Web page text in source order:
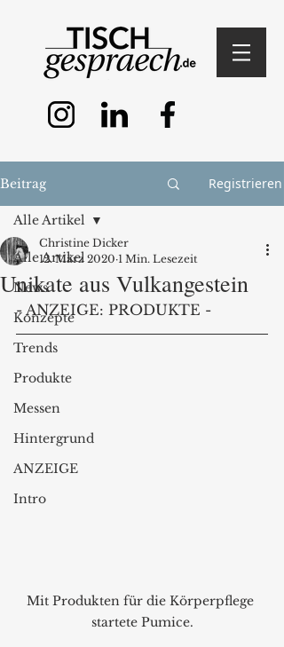
Beitrag Registrieren
Alle Artikel
News
Konzepte
Trends
Produkte
Messen
Hintergrund
ANZEIGE
Intro
Alle Artikel
Unikate aus Vulkangestein
Christine Dicker
12. März 2020 1 Min. Lesezeit
- ANZEIGE: PRODUKTE -
Mit Produkten für die Körperpflege
startete Pumice.